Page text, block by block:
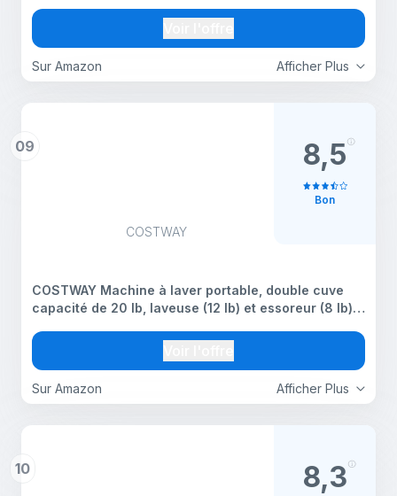
Afficher Plus
Sur Amazon
09
COSTWAY
Afficher Plus
Sur Amazon
COSTWAY Machine à laver portable, double cuve
capacité de 20 lb, laveuse (12 lb) et essoreur (8 lb),
linge compacte pour camping-car, appartements
8,5
Bon
10 8,3